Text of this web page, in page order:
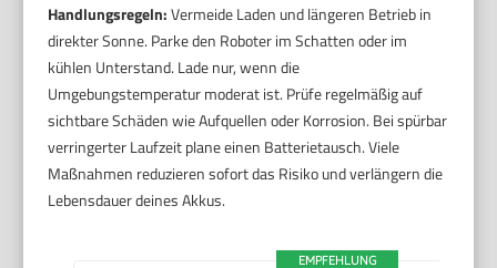
Handlungsregeln:Vermeide Laden und längeren Betrieb in
direkter Sonne. Parke den Roboter im Schatten oder im
kühlen Unterstand. Lade nur, wenn die
Umgebungstemperatur moderat ist. Prüfe regelmäßig auf
sichtbare Schäden wie Aufquellen oder Korrosion. Bei spürbar
verringerter Laufzeit plane einen Batterietausch. Viele
Maßnahmen reduzieren sofort das Risiko und verlängern die
Lebensdauer deines Akkus.
EMPFEHLUNG